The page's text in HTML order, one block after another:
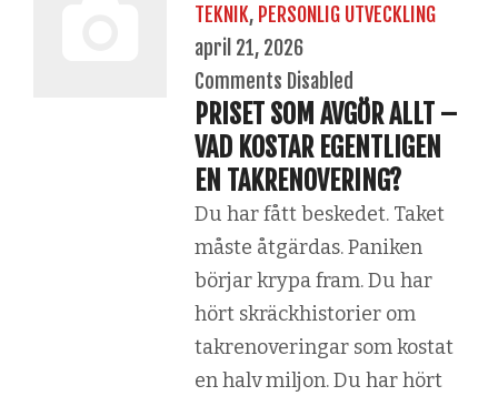
TEKNIK, PERSONLIG UTVECKLING
april 21, 2026
Comments Disabled
PRISET SOM AVGÖR ALLT –
VAD KOSTAR EGENTLIGEN
EN TAKRENOVERING?
Du har fått beskedet. Taket
måste åtgärdas. Paniken
börjar krypa fram. Du har
hört skräckhistorier om
takrenoveringar som kostat
en halv miljon. Du har hört